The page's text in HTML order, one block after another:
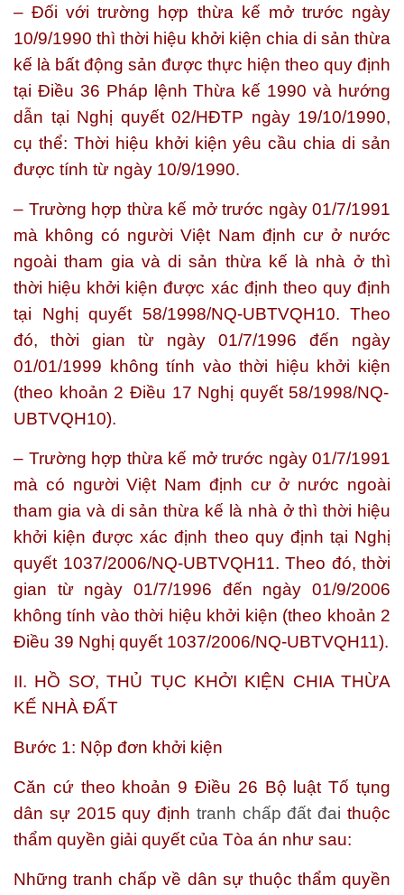
– Đối với trường hợp thừa kế mở trước ngày
10/9/1990 thì thời hiệu khởi kiện chia di sản thừa
kế là bất động sản được thực hiện theo quy định
tại Điều 36 Pháp lệnh Thừa kế 1990 và hướng
dẫn tại Nghị quyết 02/HĐTP ngày 19/10/1990,
cụ thể: Thời hiệu khởi kiện yêu cầu chia di sản
được tính từ ngày 10/9/1990.
– Trường hợp thừa kế mở trước ngày 01/7/1991
mà không có người Việt Nam định cư ở nước
ngoài tham gia và di sản thừa kế là nhà ở thì
thời hiệu khởi kiện được xác định theo quy định
tại Nghị quyết 58/1998/NQ-UBTVQH10. Theo
đó, thời gian từ ngày 01/7/1996 đến ngày
01/01/1999 không tính vào thời hiệu khởi kiện
(theo khoản 2 Điều 17 Nghị quyết 58/1998/NQ-
UBTVQH10).
– Trường hợp thừa kế mở trước ngày 01/7/1991
mà có người Việt Nam định cư ở nước ngoài
tham gia và di sản thừa kế là nhà ở thì thời hiệu
khởi kiện được xác định theo quy định tại Nghị
quyết 1037/2006/NQ-UBTVQH11. Theo đó, thời
gian từ ngày 01/7/1996 đến ngày 01/9/2006
không tính vào thời hiệu khởi kiện (theo khoản 2
Điều 39 Nghị quyết 1037/2006/NQ-UBTVQH11).
II. HỒ SƠ, THỦ TỤC KHỞI KIỆN CHIA THỪA
KẾ NHÀ ĐẤT
Bước 1: Nộp đơn khởi kiện
Căn cứ theo khoản 9 Điều 26 Bộ luật Tố tụng
dân sự 2015 quy định tranh chấp đất đai thuộc
thẩm quyền giải quyết của Tòa án như sau:
Những tranh chấp về dân sự thuộc thẩm quyền